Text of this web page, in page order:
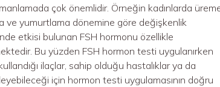
çok önemlidir. Örneğin kadınlarda
ve yumurtlama dönemine göre değişkenlik
etkisi bulunan FSH hormonu özellikle
Bu yüzden FSH hormon testi uygulanırken
ilaçlar, sahip olduğu hastalıklar ya da
için hormon testi uygulamasının doğru